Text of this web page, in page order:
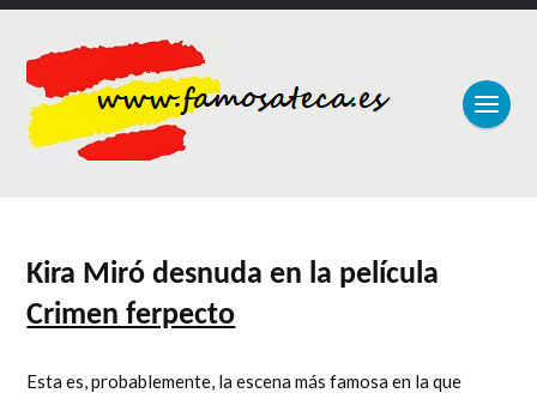
Kira Miró desnuda en la película
Crimen ferpecto
Esta es, probablemente, la escena más famosa en la que